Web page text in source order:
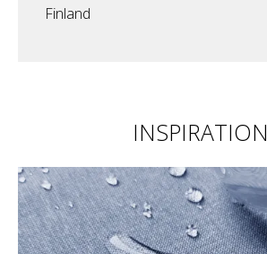
Finland
INSPIRATION